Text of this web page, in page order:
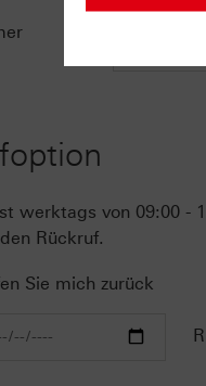
werktags von 09:00 -
Rückruf.
Sie mich zurück